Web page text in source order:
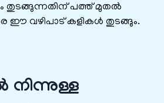
തുടങ്ങുന്നതിന്‌ പത്ത്‌ മുതല്‍
ഈ വഴിപാട്‌ കളികള്‍ തുടങ്ങും.